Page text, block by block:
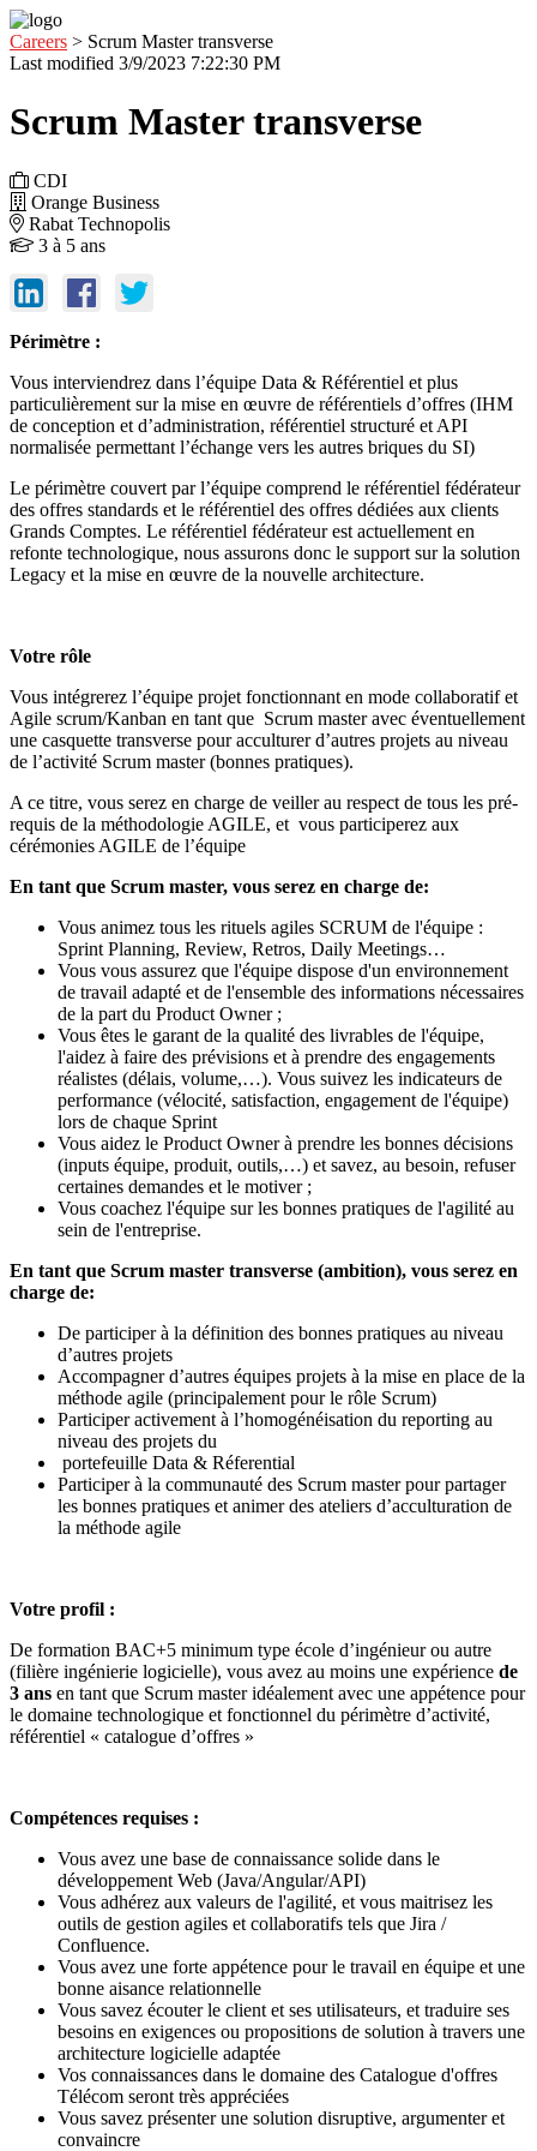
Careers > Scrum Master transverse
Last modified 3/9/2023 7:22:30 PM
Scrum Master transverse
CDI
Orange Business
Rabat Technopolis
3 à 5 ans
Périmètre :
Vous interviendrez dans l’équipe Data & Référentiel et plus
particulièrement sur la mise en œuvre de référentiels d’offres (IHM
de conception et d’administration, référentiel structuré et API
normalisée permettant l’échange vers les autres briques du SI)
Le périmètre couvert par l’équipe comprend le référentiel fédérateur
des offres standards et le référentiel des offres dédiées aux clients
Grands Comptes. Le référentiel fédérateur est actuellement en
refonte technologique, nous assurons donc le support sur la solution
Legacy et la mise en œuvre de la nouvelle architecture.
Votre rôle
Vous intégrerez l’équipe projet fonctionnant en mode collaboratif et
Agile scrum/Kanban en tant que Scrum master avec éventuellement
une casquette transverse pour acculturer d’autres projets au niveau
de l’activité Scrum master (bonnes pratiques).
A ce titre, vous serez en charge de veiller au respect de tous les pré-
requis de la méthodologie AGILE, et vous participerez aux
cérémonies AGILE de l’équipe
En tant que Scrum master, vous serez en charge de:
Vous animez tous les rituels agiles SCRUM de l'équipe :
Sprint Planning, Review, Retros, Daily Meetings…
Vous vous assurez que l'équipe dispose d'un environnement
de travail adapté et de l'ensemble des informations nécessaires
de la part du Product Owner ;
Vous êtes le garant de la qualité des livrables de l'équipe,
l'aidez à faire des prévisions et à prendre des engagements
réalistes (délais, volume,…). Vous suivez les indicateurs de
performance (vélocité, satisfaction, engagement de l'équipe)
lors de chaque Sprint
Vous aidez le Product Owner à prendre les bonnes décisions
(inputs équipe, produit, outils,…) et savez, au besoin, refuser
certaines demandes et le motiver ;
Vous coachez l'équipe sur les bonnes pratiques de l'agilité au
sein de l'entreprise.
En tant que Scrum master transverse (ambition), vous serez en
charge de:
De participer à la définition des bonnes pratiques au niveau
d’autres projets
Accompagner d’autres équipes projets à la mise en place de la
méthode agile (principalement pour le rôle Scrum)
Participer activement à l’homogénéisation du reporting au
niveau des projets du
portefeuille Data & Réferential
Participer à la communauté des Scrum master pour partager
les bonnes pratiques et animer des ateliers d’acculturation de
la méthode agile
Votre profil :
De formation BAC+5 minimum type école d’ingénieur ou autre
(filière ingénierie logicielle), vous avez au moins une expérience de
3 ans en tant que Scrum master idéalement avec une appétence pour
le domaine technologique et fonctionnel du périmètre d’activité,
référentiel « catalogue d’offres »
Compétences requises :
Vous avez une base de connaissance solide dans le
développement Web (Java/Angular/API)
Vous adhérez aux valeurs de l'agilité, et vous maitrisez les
outils de gestion agiles et collaboratifs tels que Jira /
Confluence.
Vous avez une forte appétence pour le travail en équipe et une
bonne aisance relationnelle
Vous savez écouter le client et ses utilisateurs, et traduire ses
besoins en exigences ou propositions de solution à travers une
architecture logicielle adaptée
Vos connaissances dans le domaine des Catalogue d'offres
Télécom seront très appréciées
Vous savez présenter une solution disruptive, argumenter et
convaincre